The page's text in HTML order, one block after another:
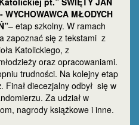
WYCHOWAWCA MŁODYCH
– etap szkolny. W ramach
zapoznać się z tekstami z
Katolickiego, z
oraz opracowaniami.
trudności. Na kolejny etap
. Finał diecezjalny odbył się w
Za udział w
nagrody książkowe i inne.